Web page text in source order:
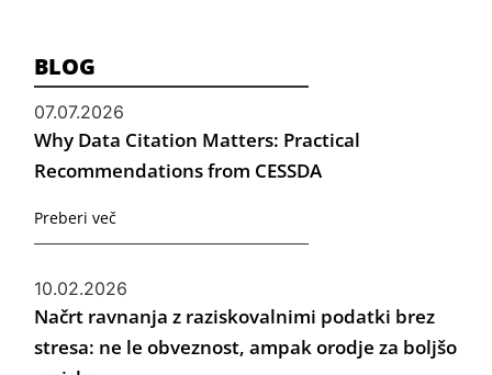
BLOG
07.07.2026
Why Data Citation Matters: Practical
Recommendations from CESSDA
Preberi več
10.02.2026
Načrt ravnanja z raziskovalnimi podatki brez
stresa: ne le obveznost, ampak orodje za boljšo